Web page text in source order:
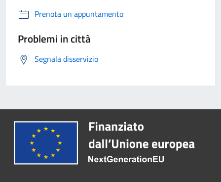
Prenota un appuntamento
Problemi in città
Segnala disservizio